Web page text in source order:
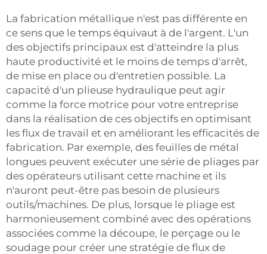
La fabrication métallique n'est pas différente en
ce sens que le temps équivaut à de l'argent. L'un
des objectifs principaux est d'atteindre la plus
haute productivité et le moins de temps d'arrêt,
de mise en place ou d'entretien possible. La
capacité d'un plieuse hydraulique peut agir
comme la force motrice pour votre entreprise
dans la réalisation de ces objectifs en optimisant
les flux de travail et en améliorant les efficacités de
fabrication. Par exemple, des feuilles de métal
longues peuvent exécuter une série de pliages par
des opérateurs utilisant cette machine et ils
n'auront peut-être pas besoin de plusieurs
outils/machines. De plus, lorsque le pliage est
harmonieusement combiné avec des opérations
associées comme la découpe, le perçage ou le
soudage pour créer une stratégie de flux de